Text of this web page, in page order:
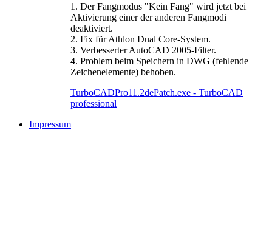
1. Der Fangmodus "Kein Fang" wird jetzt bei
Aktivierung einer der anderen Fangmodi
deaktiviert.
2. Fix für Athlon Dual Core-System.
3. Verbesserter AutoCAD 2005-Filter.
4. Problem beim Speichern in DWG (fehlende
Zeichenelemente) behoben.
TurboCADPro11.2dePatch.exe - TurboCAD
professional
Impressum